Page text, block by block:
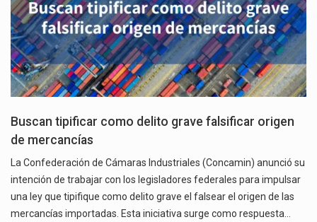
Buscan tipificar como delito grave falsificar origen
de mercancías
La Confederación de Cámaras Industriales (Concamin) anunció su
intención de trabajar con los legisladores federales para impulsar
una ley que tipifique como delito grave el falsear el origen de las
mercancías importadas. Esta iniciativa surge como respuesta…